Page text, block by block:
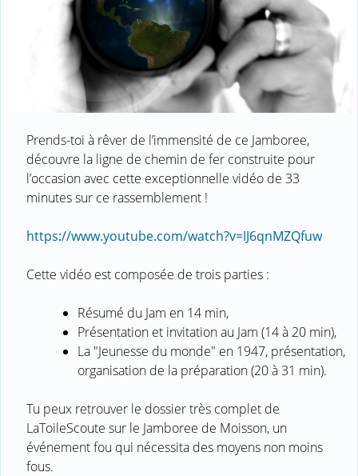
Prends-toi à rêver de l’immensité de ce Jamboree,
découvre la ligne de chemin de fer construite pour
l’occasion avec cette exceptionnelle vidéo de 33
minutes sur ce rassemblement !
https://www.youtube.com/watch?v=IJ6qnMZQfuw
Cette vidéo est composée de trois parties :
Résumé du Jam en 14 min,
Présentation et invitation au Jam (14 à 20 min),
La "Jeunesse du monde" en 1947, présentation,
organisation de la préparation (20 à 31 min).
Tu peux retrouver le dossier très complet de
LaToileScoute sur le Jamboree de Moisson, un
événement fou qui nécessita des moyens non moins
fous.